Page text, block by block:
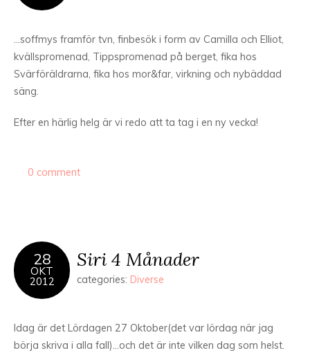
…soffmys framför tvn, finbesök i form av Camilla och Elliot,
kvällspromenad, Tippspromenad på berget, fika hos
Svärföräldrarna, fika hos mor&far, virkning och nybäddad
säng.
Efter en härlig helg är vi redo att ta tag i en ny vecka!
0 comment
28
OKT
2012
Siri 4 Månader
categories: Diverse
Idag är det Lördagen 27 Oktober(det var lördag när jag
börja skriva i alla fall)…och det är inte vilken dag som helst.